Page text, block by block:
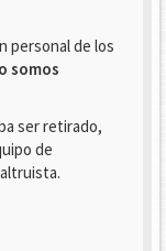
personal de los
somos
ser retirado,
de